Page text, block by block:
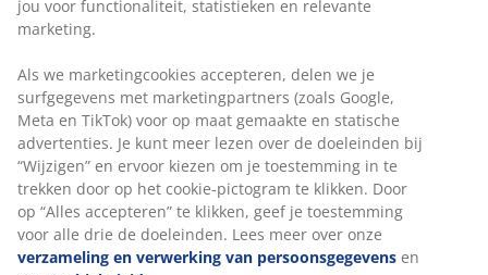
Goed gekozen gordijnen kunnen een kamer optisch groter of
juist gezelliger laten aanvoelen en vormen een stijlvolle
aanvulling op je interieur.
Comfort en sfeer in elk seizoen
Gordijnen dragen niet alleen bij aan de uitstraling van je
woning, maar verhogen ook het wooncomfort. Ze zorgen voor
een zachtere uitstraling, verminderen inkijk en helpen om
een aangename sfeer te creëren waarin je kunt ontspannen.
Door gordijnen te combineren met andere woontextiel
jou voor functionaliteit, statistieken en relevante
marketing.
Als we marketingcookies accepteren, delen we je
surfgegevens met marketingpartners (zoals Google,
Meta en TikTok) voor op maat gemaakte en statische
advertenties. Je kunt meer lezen over de doeleinden bij
“Wijzigen” en ervoor kiezen om je toestemming in te
trekken door op het cookie-pictogram te klikken. Door
op “Alles accepteren” te klikken, geef je toestemming
voor alle drie de doeleinden. Lees meer over onze
verzameling en verwerking van persoonsgegevens en